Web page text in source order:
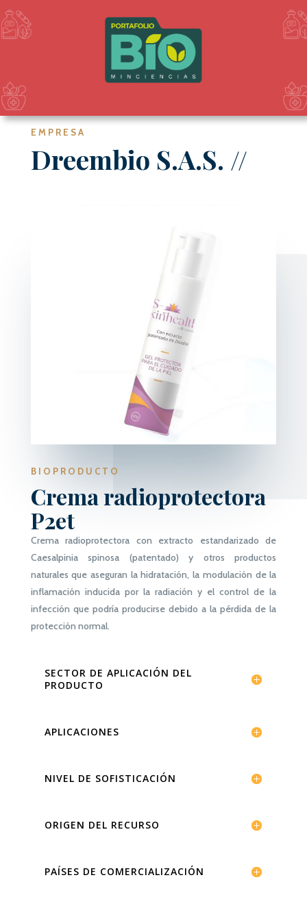
EMPRESA
Dreembio S.A.S. //
BIOPRODUCTO
Crema radioprotectora
P2et
Crema radioprotectora con extracto estandarizado de
Caesalpinia spinosa (patentado) y otros productos
naturales que aseguran la hidratación, la modulación de la
inflamación inducida por la radiación y el control de la
infección que podría producirse debido a la pérdida de la
protección normal.
SECTOR DE APLICACIÓN DEL
PRODUCTO
APLICACIONES
NIVEL DE SOFISTICACIÓN
ORIGEN DEL RECURSO
PAÍSES DE COMERCIALIZACIÓN